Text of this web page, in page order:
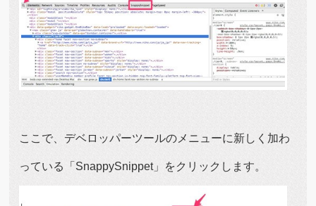
ここで、デベロッパーツールのメニューに新しく加わ
っている「SnappySnippet」をクリックします。